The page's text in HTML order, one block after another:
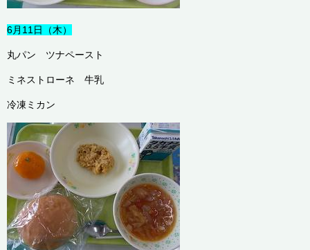
6月11日（木）
丸パン ツナペースト
ミネストローネ 牛乳
冷凍ミカン